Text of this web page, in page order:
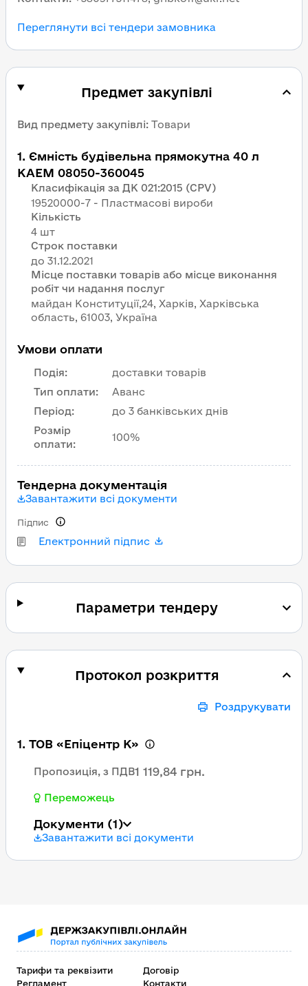
Переглянути всі тендери замовника
Предмет закупівлі
Вид предмету закупівлі: Товари
1. Ємність будівельна прямокутна 40 л
КАЕМ 08050-360045
Класифікація за ДК 021:2015 (CPV)
19520000-7 - Пластмасові вироби
Кількість
4 шт
Строк поставки
Місце поставки товарів або місце виконання
робіт чи надання послуг
майдан Конституції,24, Харків, Харківська
область, 61003, Україна
Умови оплати
Подія:
доставки товарів
Тип оплати:
Аванс
Період:
до 3 банківських днів
Розмір
оплати:
100%
Тендерна документація
Завантажити всі документи
Електронний підпис
Підпис
Параметри тендеру
Протокол розкриття
Роздрукувати
1. ТОВ «Епіцентр К»
Пропозиція, з ПДВ1 119,84 грн.
Переможець
Документи (1)
Завантажити всі документи
Тарифи та реквізити
Договір
Регламент
Контакти